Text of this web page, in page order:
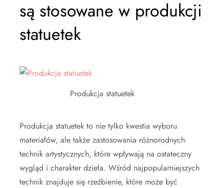
są stosowane w produkcji
statuetek
Produkcja statuetek
Produkcja statuetek to nie tylko kwestia wyboru
materiałów, ale także zastosowania różnorodnych
technik artystycznych, które wpływają na ostateczny
wygląd i charakter dzieła. Wśród najpopularniejszych
technik znajduje się rzeźbienie, które może być